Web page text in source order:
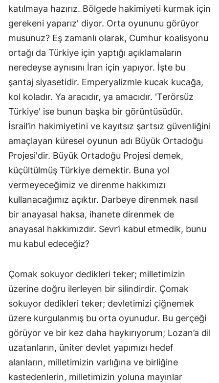
katılmaya hazırız. Bölgede hakimiyeti kurmak için
gerekeni yaparız' diyor. Orta oyununu görüyor
musunuz? Eş zamanlı olarak, Cumhur koalisyonu
ortağı da Türkiye için yaptığı açıklamaların
neredeyse aynısını İran için yapıyor. İşte bu
şantaj siyasetidir. Emperyalizmle kucak kucağa,
kol koladır. Ya aracıdır, ya amacıdır. 'Terörsüz
Türkiye' ise bunun başka bir görüntüsüdür.
İsrail’in hakimiyetini ve kayıtsız şartsız güvenliğini
amaçlayan küresel oyunun adı Büyük Ortadoğu
Projesi'dir. Büyük Ortadoğu Projesi demek,
küçültülmüş Türkiye demektir. Buna yol
vermeyeceğimiz ve direnme hakkımızı
kullanacağımız açıktır. Darbeye direnmek nasıl
bir anayasal haksa, ihanete direnmek de
anayasal hakkımızdır. Sevr’i kabul etmedik, bunu
mu kabul edeceğiz?
Çomak sokuyor dedikleri teker; milletimizin
üzerine doğru ilerleyen bir silindirdir. Çomak
sokuyor dedikleri teker; devletimizi çiğnemek
üzere kurgulanmış bu orta oyunudur. Bu gerçeği
görüyor ve bir kez daha haykırıyorum; Lozan’a dil
uzatanların, üniter devlet yapımızı hedef
alanların, milletimizin varlığına ve birliğine
kastedenlerin, milletimizin yoluna mayınlar